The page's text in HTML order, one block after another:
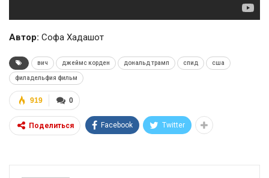
Автор: Софа Хадашот
вич джеймс корден дональд трамп спид сша
филадельфия фильм
0
919
Поделиться Facebook Twitter